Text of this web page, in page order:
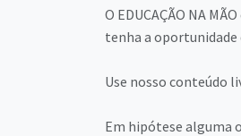
O EDUCAÇÃO NA
tenha a oportunidade
Use nosso conteúdo
Em hipótese alguma